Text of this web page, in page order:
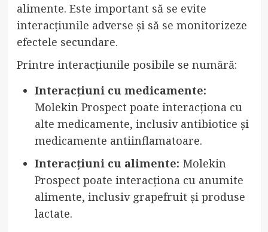
alimente. Este important să se evite
interacțiunile adverse și să se monitorizeze
efectele secundare.
Printre interacțiunile posibile se numără:
Interacțiuni cu medicamente:
Molekin Prospect poate interacționa cu
alte medicamente, inclusiv antibiotice și
medicamente antiinflamatoare.
Interacțiuni cu alimente: Molekin
Prospect poate interacționa cu anumite
alimente, inclusiv grapefruit și produse
lactate.